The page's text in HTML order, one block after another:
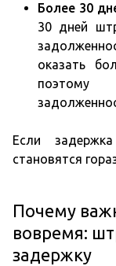
Более 30
30 дней
оказать
поэтому
Если
становятся
Почему
вовремя:
задержку